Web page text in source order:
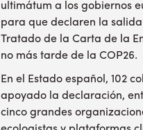
ultimátum a los gobiernos
para que declaren la salida
Tratado de la Carta de la
no más tarde de la COP26.
En el Estado español, 102
apoyado la declaración,
cinco grandes